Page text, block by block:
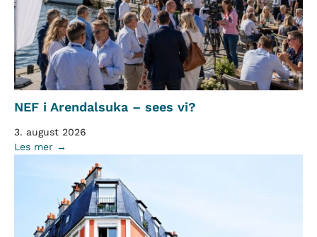
NEF i Arendalsuka – sees vi?
3. august 2026
Les mer →